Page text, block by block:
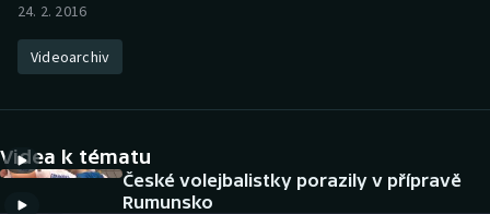
Atletika
DALŠÍ SPORTY
24. 2. 2016
Videoarchiv
Videa k tématu
České volejbalistky porazily v přípravě
Rumunsko